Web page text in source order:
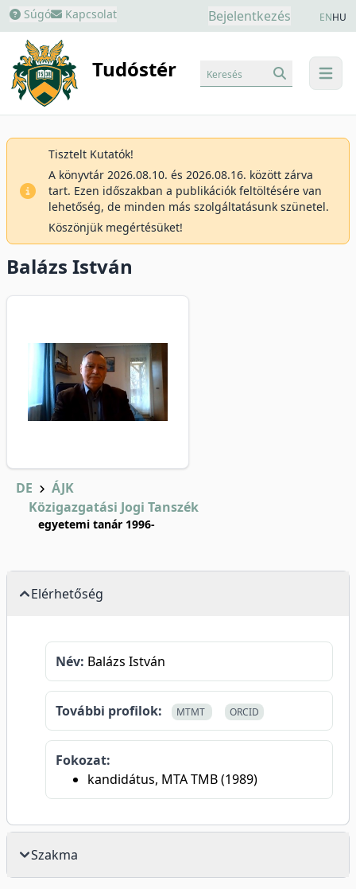
Súgó Kapcsolat Bejelentkezés ENHU
Tudóstér menu
Keresés
Tisztelt Kutatók!
A könyvtár 2026.08.10. és 2026.08.16. között zárva
tart. Ezen időszakban a publikációk feltöltésére van
lehetőség, de minden más szolgáltatásunk szünetel.
Köszönjük megértésüket!
Balázs István
DE
ÁJK
Közigazgatási Jogi Tanszék
egyetemi tanár 1996-
Elérhetőség
Név: Balázs István
További profilok: MTMT ORCID
Fokozat:
kandidátus, MTA TMB (1989)
Szakma